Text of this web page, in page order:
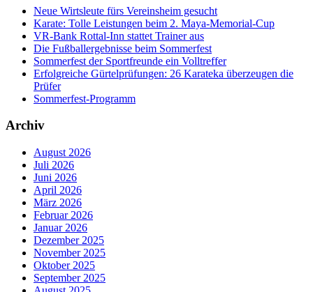
Neue Wirtsleute fürs Vereinsheim gesucht
Karate: Tolle Leistungen beim 2. Maya-Memorial-Cup
VR-Bank Rottal-Inn stattet Trainer aus
Die Fußballergebnisse beim Sommerfest
Sommerfest der Sportfreunde ein Volltreffer
Erfolgreiche Gürtelprüfungen: 26 Karateka überzeugen die
Prüfer
Sommerfest-Programm
Archiv
August 2026
Juli 2026
Juni 2026
April 2026
März 2026
Februar 2026
Januar 2026
Dezember 2025
November 2025
Oktober 2025
September 2025